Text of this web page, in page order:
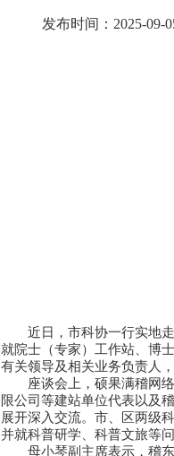
发布时间：2025-09-
近日，市科协一行实地
就院士（专家）工作站、博
有关领导及相关业务负责人
座谈会上，硕果满稽网
限公司等建站单位代表以及
展开深入交流。市、区两级
并就科普研学、科普文旅等
母小琴副主席表示，稽